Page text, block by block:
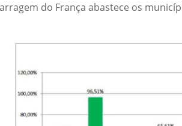
do França abastece os